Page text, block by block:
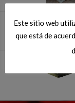
Este sitio web
que está de